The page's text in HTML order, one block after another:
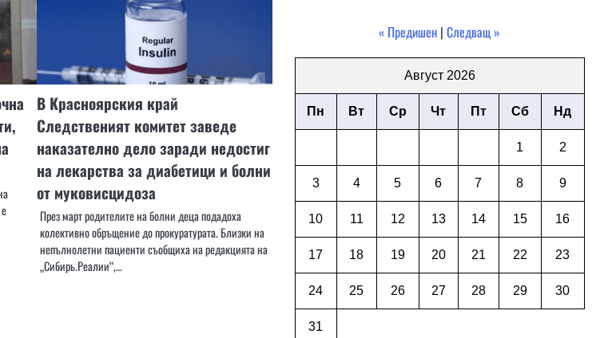
В Красноярския край
Следственият комитет заведе
наказателно дело заради недостиг
на лекарства за диабетици и болни
от муковисцидоза
През март родителите на болни деца подадоха
колективно обръщение до прокуратурата. Близки на
непълнолетни пациенти съобщиха на редакцията на
„Сибирь.Реалии“,…
« Предишен |Следващ »
Август 2026
Пн Вт Ср Чт Пт Сб Нд
1 2
3 4 5 6 7 8 9
10 11 12 13 14 15 16
17 18 19 20 21 22 23
24 25 26 27 28 29 30
31